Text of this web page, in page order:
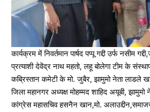
कार्यक्रम में निवर्तमान पार्षद पप्पू गद्दी उर्फ नसीम
प्रत्याशी देवेंद्र नाथ महतो, लहू बोलेगा टीम के
कब्रिस्तान कमेटी के मो. जुबैर, झामुमो नेता लाडले
जिला महानगर अध्यक्ष मोहम्मद शाहिद अयूबी, झामुमो
कांग्रेस महासचिव हसनैन खान,मो.